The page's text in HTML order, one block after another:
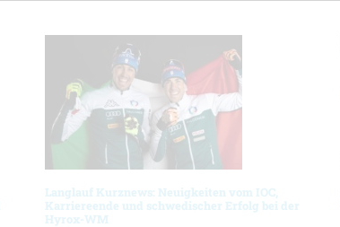
Langlauf Kurznews: Neuigkeiten vom IOC,
Karriereende und schwedischer Erfolg bei der
Hyrox-WM